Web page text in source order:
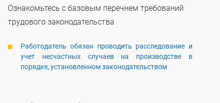
Ознакомьтесь с базовым перечнем требований
трудового законодательства
Работодатель обязан проводить расследование и
учет несчастных случаев на производстве в
порядке, установленном законодательством